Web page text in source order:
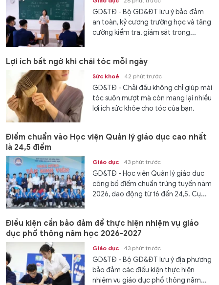
GD&TĐ - Bộ GD&ĐT lưu ý bảo đảm
an toàn, kỷ cương trường học và tăng
cường kiểm tra, giám sát trong...
Lợi ích bất ngờ khi chải tóc mỗi ngày
Sức khoẻ 42 phút trước
GD&TĐ - Chải đầu không chỉ giúp mái
tóc suôn mượt mà còn mang lại nhiều
lợi ích sức khỏe cho tóc của bạn.
Điểm chuẩn vào Học viện Quản lý giáo dục cao nhất
là 24,5 điểm
Giáo dục 43 phút trước
GD&TĐ - Học viện Quản lý giáo dục
công bố điểm chuẩn trúng tuyển năm
2026, dao động từ 16 đến 24,5. Cụ...
Điều kiện cần bảo đảm để thực hiện nhiệm vụ giáo
dục phổ thông năm học 2026-2027
Giáo dục 43 phút trước
GD&TĐ - Bộ GD&ĐT lưu ý địa phương
bảo đảm các điều kiện thực hiện
nhiệm vụ giáo dục phổ thông năm...